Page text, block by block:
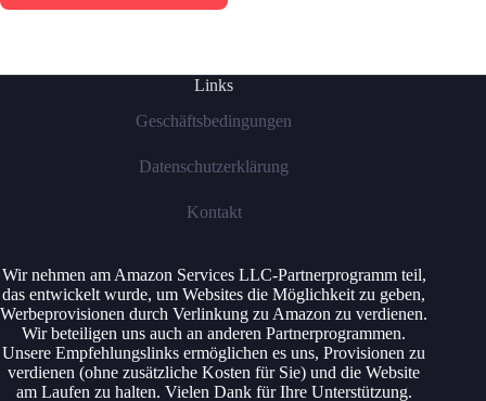
Links
Geschäftsbedingungen
Datenschutzerklärung
Kontakt
Wir nehmen am Amazon Services LLC-Partnerprogramm teil,
das entwickelt wurde, um Websites die Möglichkeit zu geben,
Werbeprovisionen durch Verlinkung zu Amazon zu verdienen.
Wir beteiligen uns auch an anderen Partnerprogrammen.
Unsere Empfehlungslinks ermöglichen es uns, Provisionen zu
verdienen (ohne zusätzliche Kosten für Sie) und die Website
am Laufen zu halten. Vielen Dank für Ihre Unterstützung.